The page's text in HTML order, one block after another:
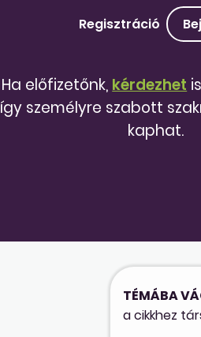
Regisztráció
Ha előfizetőnk, kérdezhet
így személyre szabott
kaphat.
TÉMÁBA
a cikkhez